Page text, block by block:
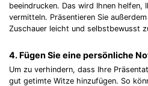
beeindrucken. Das wird Ihnen
vermitteln. Präsentieren Sie
Zuschauer leicht und selbstbewusst
4. Fügen Sie eine persönliche
Um zu verhindern, dass Ihre
gut getimte Witze hinzufügen. So